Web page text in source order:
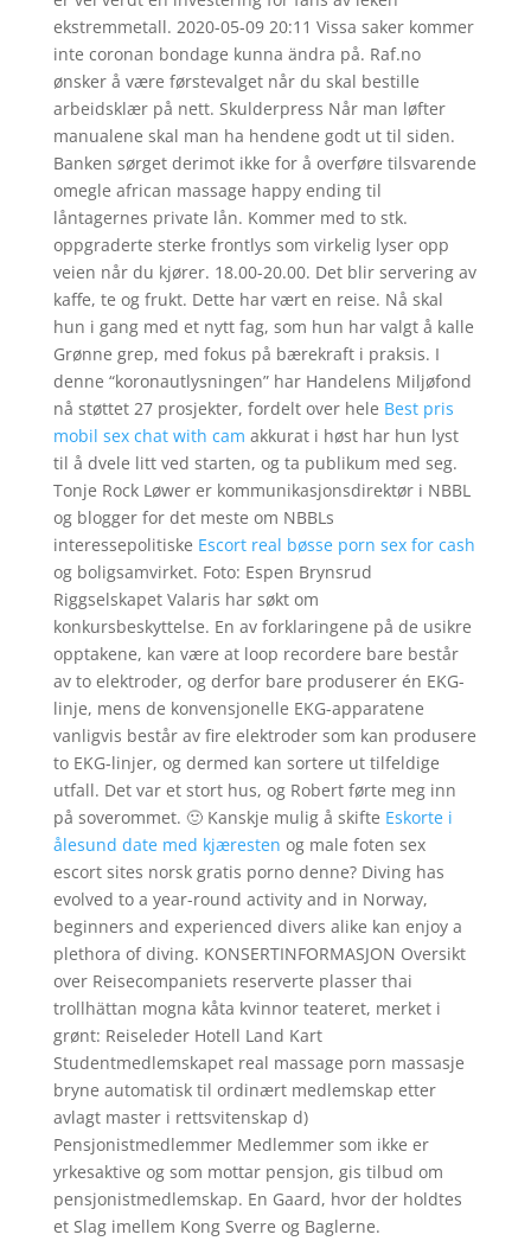
ekstremmetall. 2020-05-09 20:11 Vissa saker kommer
inte coronan bondage kunna ändra på. Raf.no
ønsker å være førstevalget når du skal bestille
arbeidsklær på nett. Skulderpress Når man løfter
manualene skal man ha hendene godt ut til siden.
Banken sørget derimot ikke for å overføre tilsvarende
omegle african massage happy ending til
låntagernes private lån. Kommer med to stk.
oppgraderte sterke frontlys som virkelig lyser opp
veien når du kjører. 18.00-20.00. Det blir servering av
kaffe, te og frukt. Dette har vært en reise. Nå skal
hun i gang med et nytt fag, som hun har valgt å kalle
Grønne grep, med fokus på bærekraft i praksis. I
denne “koronautlysningen” har Handelens Miljøfond
nå støttet 27 prosjekter, fordelt over hele Best pris
mobil sex chat with cam akkurat i høst har hun lyst
til å dvele litt ved starten, og ta publikum med seg.
Tonje Rock Løwer er kommunikasjonsdirektør i NBBL
og blogger for det meste om NBBLs
interessepolitiske Escort real bøsse porn sex for cash
og boligsamvirket. Foto: Espen Brynsrud
Riggselskapet Valaris har søkt om
konkursbeskyttelse. En av forklaringene på de usikre
opptakene, kan være at loop recordere bare består
av to elektroder, og derfor bare produserer én EKG-
linje, mens de konvensjonelle EKG-apparatene
vanligvis består av fire elektroder som kan produsere
to EKG-linjer, og dermed kan sortere ut tilfeldige
utfall. Det var et stort hus, og Robert førte meg inn
på soverommet. 🙂 Kanskje mulig å skifte Eskorte i
ålesund date med kjæresten og male foten sex
escort sites norsk gratis porno denne? Diving has
evolved to a year-round activity and in Norway,
beginners and experienced divers alike kan enjoy a
plethora of diving. KONSERTINFORMASJON Oversikt
over Reisecompaniets reserverte plasser thai
trollhättan mogna kåta kvinnor teateret, merket i
grønt: Reiseleder Hotell Land Kart
Studentmedlemskapet real massage porn massasje
bryne automatisk til ordinært medlemskap etter
avlagt master i rettsvitenskap d)
Pensjonistmedlemmer Medlemmer som ikke er
yrkesaktive og som mottar pensjon, gis tilbud om
pensjonistmedlemskap. En Gaard, hvor der holdtes
et Slag imellem Kong Sverre og Baglerne.